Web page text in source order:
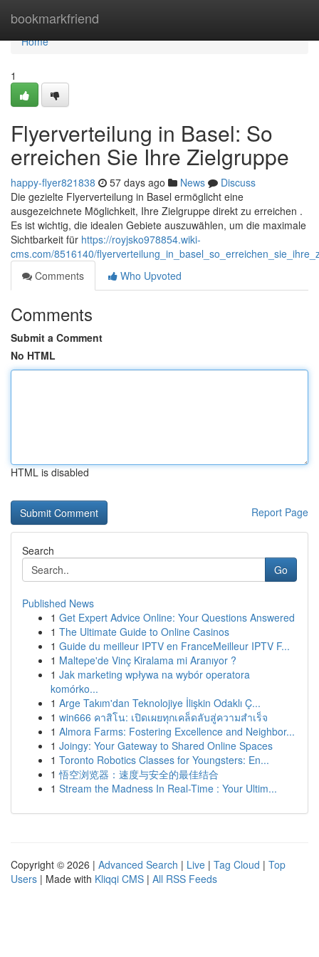
bookmarkfriend
Home
Home
1
Flyerverteilung in Basel: So
erreichen Sie Ihre Zielgruppe
happy-flyer821838 57 days ago News
Discuss
Die gezielte Flyerverteilung in Basel ermöglicht eine
ausgezeichnete Möglichkeit, Ihre Zielgruppe direkt zu erreichen .
Es ist wichtig, die idealen Gebiete auszuwählen, um die maximale
Sichtbarkeit für https://royjsko978854.wiki-
cms.com/8516140/
Comments
Who Upvoted
Comments
Submit a Comment
No HTML
HTML is disabled
Report Page
Search
Go
Published News
1 Get Expert Advice Online: Your Questions Answered
1 The Ultimate Guide to Online Casinos
1 Guide du meilleur IPTV en FranceMeilleur IPTV F...
1 Maltepe'de Vinç Kiralama mi Aranıyor ?
1 Jak marketing wpływa na wybór operatora
komórko...
1 Arge Takım'dan Teknolojiye İlişkin Odaklı Ç...
1 win666 คาสิโน: เปิดเผยทุกเคล็ดลับสู่ความสำเร็จ
1 Almora Farms: Fostering Excellence and Neighbor...
1 Joingy: Your Gateway to Shared Online Spaces
1 Toronto Robotics Classes for Youngsters: En...
1 悟空浏览器：速度与安全的最佳结合
1 Stream the Madness In Real-Time : Your Ultim...
Copyright © 2026 | Advanced Search | Live | Tag Cloud | Top
Users | Made with Kliqqi CMS | All RSS Feeds